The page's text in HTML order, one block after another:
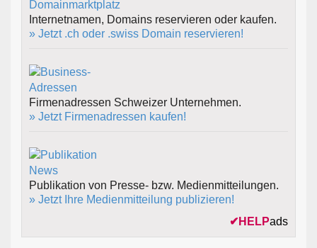
Internetnamen, Domains reservieren oder kaufen.
» Jetzt .ch oder .swiss Domain reservieren!
Firmenadressen Schweizer Unternehmen.
» Jetzt Firmenadressen kaufen!
Publikation von Presse- bzw. Medienmitteilungen.
» Jetzt Ihre Medienmitteilung publizieren!
✔ HELPads